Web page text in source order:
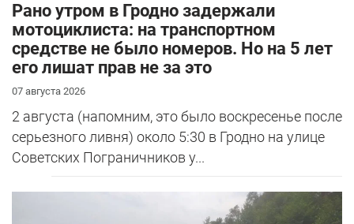
Рано утром в Гродно задержали
мотоциклиста: на транспортном
средстве не было номеров. Но на 5 лет
его лишат прав не за это
07 августа 2026
2 августа (напомним, это было воскресенье после
серьезного ливня) около 5:30 в Гродно на улице
Советских Пограничников у...